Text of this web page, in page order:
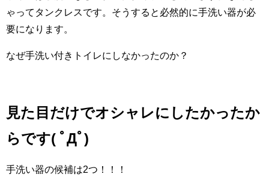
ゃってタンクレスです。そうすると必然的に手洗い器が必
要になります。
なぜ手洗い付きトイレにしなかったのか？
見た目だけでオシャレにしたかったか
らです( ﾟДﾟ)
手洗い器の候補は2つ！！！